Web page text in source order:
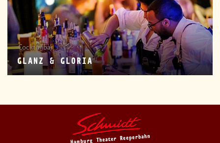
Cocktailbar
GLANZ & GLORIA